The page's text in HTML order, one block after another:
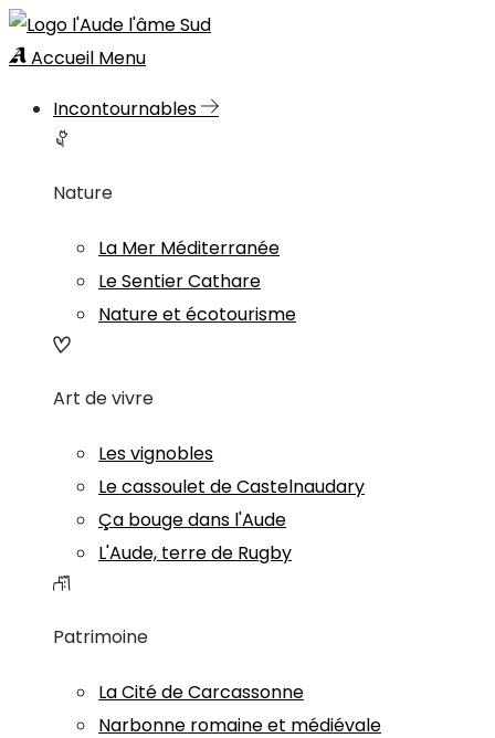
Accueil Menu
Incontournables
Nature
La Mer Méditerranée
Le Sentier Cathare
Nature et écotourisme
Art de vivre
Les vignobles
Le cassoulet de Castelnaudary
Ça bouge dans l'Aude
L'Aude, terre de Rugby
Patrimoine
La Cité de Carcassonne
Narbonne romaine et médiévale